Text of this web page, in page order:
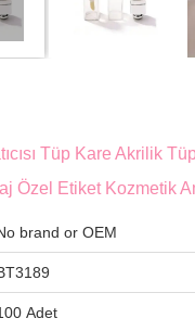
Tüp Kare Akrilik
Özel Etiket Kozmetik
brand or OEM
Adet